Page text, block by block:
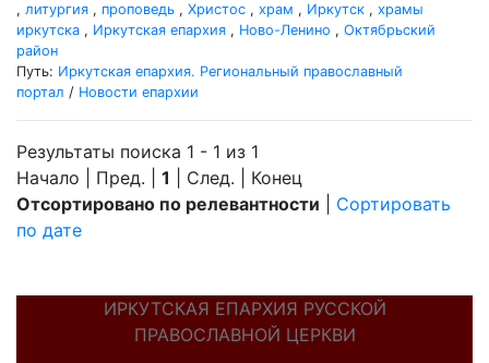
, литургия , проповедь , Христос , храм , Иркутск , храмы
иркутска , Иркутская епархия , Ново-Ленино , Октябрьский
район
Путь: Иркутская епархия. Региональный православный
портал / Новости епархии
Результаты поиска 1 - 1 из 1
Начало | Пред. | 1 | След. | Конец
Отсортировано по релевантности
Сортировать
по дате
ИРКУТСКАЯ ЕПАРХИЯ РУССКОЙ
ПРАВОСЛАВНОЙ ЦЕРКВИ